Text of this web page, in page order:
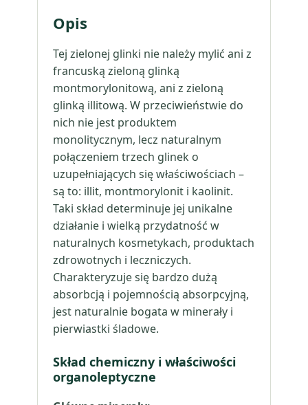
Opis
Tej zielonej glinki nie należy mylić ani z
francuską zieloną glinką
montmorylonitową, ani z zieloną
glinką illitową. W przeciwieństwie do
nich nie jest produktem
monolitycznym, lecz naturalnym
połączeniem trzech glinek o
uzupełniających się właściwościach –
są to: illit, montmorylonit i kaolinit.
Taki skład determinuje jej unikalne
działanie i wielką przydatność w
naturalnych kosmetykach, produktach
zdrowotnych i leczniczych.
Charakteryzuje się bardzo dużą
absorbcją i pojemnością absorpcyjną,
jest naturalnie bogata w minerały i
pierwiastki śladowe.
Skład chemiczny i właściwości
organoleptyczne